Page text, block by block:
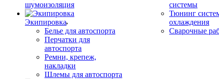
шумоизоляция
Экипировка
Белье для автоспорта
Перчатки для
автоспорта
Ремни, крепеж,
накладки
Шлемы для автоспорта
системы
Тюнинг
охлаждения
Сварочные